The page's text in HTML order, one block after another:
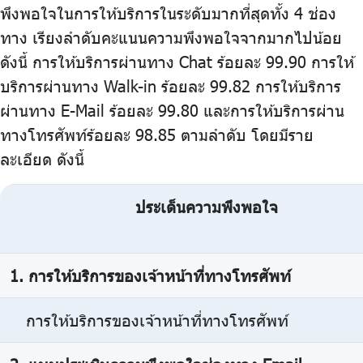
พึงพอใจในการให้บริการในระดับมากที่สุดทั้ง 4 ช่อง
ทาง เรียงลำดับคะแนนความพึงพอใจจากมากไปน้อย
ดังนี้ การให้บริการผ่านทาง Chat ร้อยละ 99.90 การให้
บริการผ่านทาง Walk-in ร้อยละ 99.82 การให้บริการ
ผ่านทาง E-Mail ร้อยละ 99.80 และการให้บริการผ่าน
ทางโทรศัพท์ร้อยละ 98.85 ตามลำดับ โดยมีราย
ละเอียด ดังนี้
ประเด็นความพึงพอใจ
1. การให้บริการของเจ้าหน้าที่ทางโทรศัพท์
การให้บริการของเจ้าหน้าที่ทางโทรศัพท์